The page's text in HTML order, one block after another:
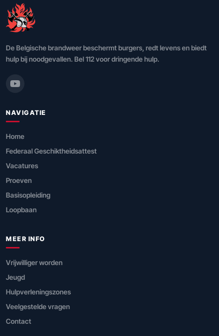
De Belgische brandweer beschermt burgers, redt levens en biedt
hulp bij noodgevallen. Bel 112 voor dringende hulp.
NAVIGATIE
Home
Federaal Geschiktheidsattest
Vacatures
Proeven
Basisopleiding
Loopbaan
MEER INFO
Vrijwilliger worden
Jeugd
Hulpverleningszones
Veelgestelde vragen
Contact